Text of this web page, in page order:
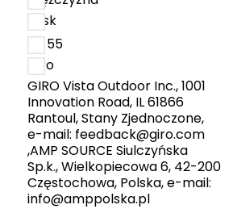
kask
51-55
Giro
GIRO Vista Outdoor Inc., 1001
Innovation Road, IL 61866
Rantoul, Stany Zjednoczone,
e-mail: feedback@giro.com
,AMP SOURCE Siulczyńska
Sp.k., Wielkopiecowa 6, 42-200
Częstochowa, Polska, e-mail:
info@amppolska.pl